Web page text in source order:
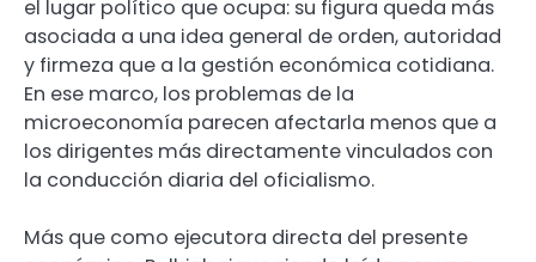
el lugar político que ocupa: su figura queda más
asociada a una idea general de orden, autoridad
y firmeza que a la gestión económica cotidiana.
En ese marco, los problemas de la
microeconomía parecen afectarla menos que a
los dirigentes más directamente vinculados con
la conducción diaria del oficialismo.
Más que como ejecutora directa del presente